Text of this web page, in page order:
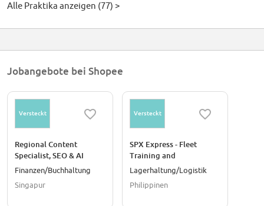
Alle Praktika anzeigen (77) >
Jobangebote bei Shopee
Versteckt
Regional Content
Specialist, SEO & AI
Experimentation Analyst
Finanzen/Buchhaltung
Singapur
Versteckt
SPX Express - Fleet
Training and
Onboarding
Lagerhaltung/Logistik
Philippinen